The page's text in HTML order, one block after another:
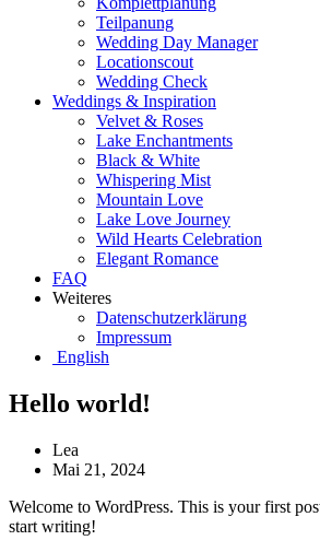
Teilpanung
Wedding Day Manager
Locationscout
Wedding Check
Weddings & Inspiration
Velvet & Roses
Lake Enchantments
Black & White
Whispering Mist
Mountain Love
Lake Love Journey
Wild Hearts Celebration
Elegant Romance
FAQ
Weiteres
Datenschutzerklärung
Impressum
English
Hello world!
Lea
Mai 21, 2024
Welcome to WordPress. This is your first
start writing!